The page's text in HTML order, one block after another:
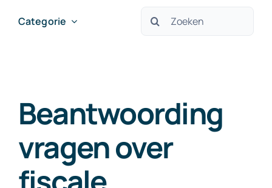
Exact Online
Categorie
Zoeken
Beantwoording
vragen over